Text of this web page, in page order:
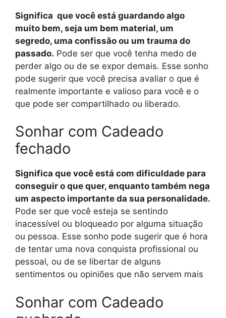
Significa que você está guardando algo
muito bem, seja um bem material, um
segredo, uma confissão ou um trauma do
passado. Pode ser que você tenha medo de
perder algo ou de se expor demais. Esse sonho
pode sugerir que você precisa avaliar o que é
realmente importante e valioso para você e o
que pode ser compartilhado ou liberado.
Sonhar com Cadeado
fechado
Significa que você está com dificuldade para
conseguir o que quer, enquanto também nega
um aspecto importante da sua personalidade.
Pode ser que você esteja se sentindo
inacessível ou bloqueado por alguma situação
ou pessoa. Esse sonho pode sugerir que é hora
de tentar uma nova conquista profissional ou
pessoal, ou de se libertar de alguns
sentimentos ou opiniões que não servem mais
Sonhar com Cadeado